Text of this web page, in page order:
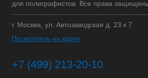
для полиграфистов. Все права
г. Москва, ул. Автозаводская д. 23 к 7
Посмотреть на карте
+7 (499) 213-20-10